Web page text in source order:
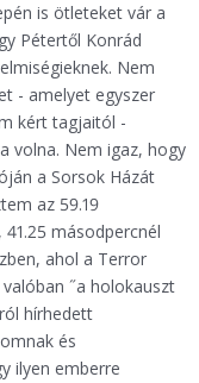
is ötleteket vár a
Pétertől Konrád
Nem
- amelyet egyszer
kért tagjaitól -
volna. Nem igaz, hogy
a Sorsok Házát
az 59.19
másodpercnél
ahol a Terror
˝a holokauszt
hírhedett
és
ilyen emberre